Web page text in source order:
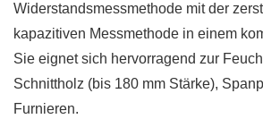
Widerstandsmessmethode mit der
kapazitiven Messmethode in einem
Sie eignet sich hervorragend zur
Schnittholz (bis 180 mm Stärke),
Furnieren.